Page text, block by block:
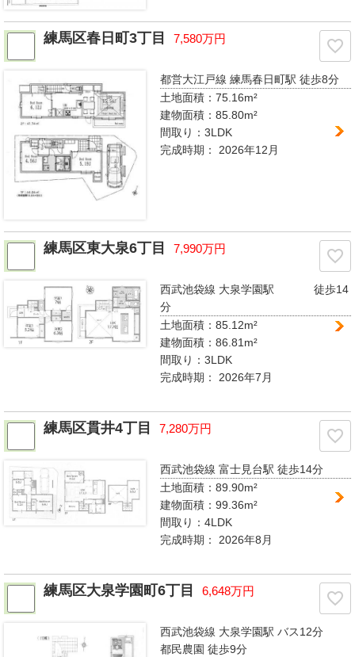
練馬区春日町3丁目 7,580万円
都営大江戸線 練馬春日町駅徒歩8分
土地面積：75.16m²
建物面積：85.80m²
間取り：3LDK
完成時期： 2026年12月
練馬区東大泉6丁目 7,990万円
西武池袋線 大泉学園駅
徒歩14
分
土地面積：85.12m²
建物面積：86.81m²
間取り：3LDK
完成時期： 2026年7月
練馬区貫井4丁目 7,280万円
西武池袋線 富士見台駅徒歩14分
土地面積：89.90m²
建物面積：99.36m²
間取り：4LDK
完成時期： 2026年8月
練馬区大泉学園町6丁目 6,648万円
西武池袋線 大泉学園駅バス12分
都民農園 徒歩9分